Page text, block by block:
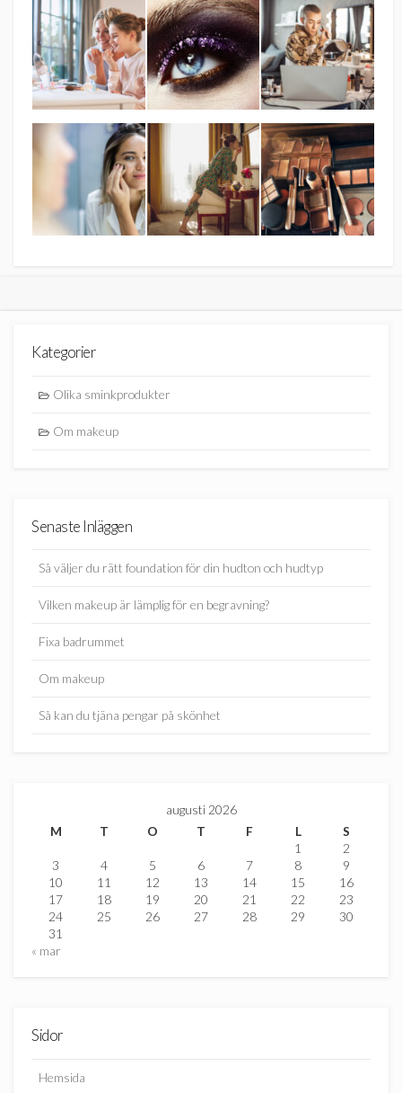
Kategorier
Olika sminkprodukter
Om makeup
Senaste Inläggen
Så väljer du rätt foundation för din hudton och hudtyp
Vilken makeup är lämplig för en begravning?
Fixa badrummet
Om makeup
Så kan du tjäna pengar på skönhet
augusti 2026
M
T O T F L
S
1
2
3
4 5 6 7 8
9
10
11 12 13 14 15
16
17
18 19 20 21 22
23
24
25 26 27 28 29
30
31
« mar
Sidor
Hemsida